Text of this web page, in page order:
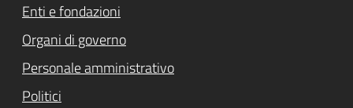
Enti e fondazioni
Organi di governo
Personale amministrativo
Politici